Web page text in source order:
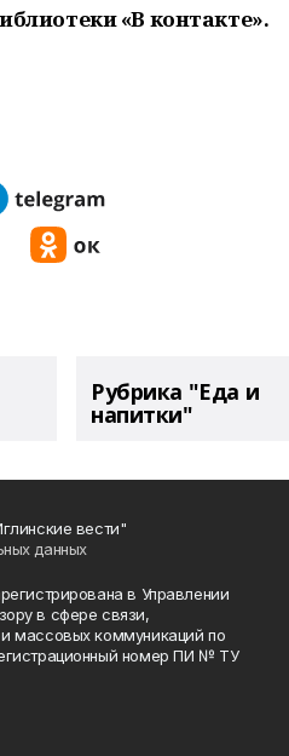
«В контакте».
Рубрика "Еда и
напитки"
вести"
данных
в Управлении
в сфере связи,
массовых коммуникаций по
номер ПИ № ТУ